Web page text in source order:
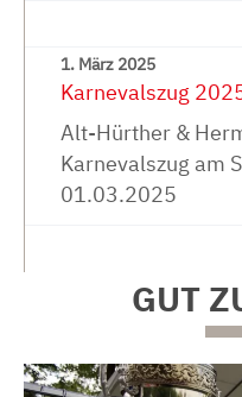
1. März 2025
Karnevalszug
Alt-Hürther &
Karnevalszug am
01.03.2025
GUT